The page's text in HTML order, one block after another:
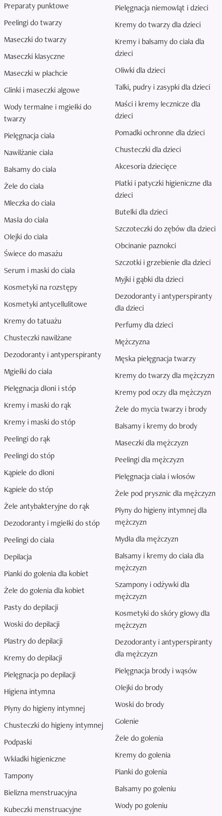
Preparaty punktowe
Peelingi do twarzy
Maseczki do twarzy
Maseczki klasyczne
Maseczki w płachcie
Glinki i maseczki algowe
Wody termalne i mgiełki do
twarzy
Pielęgnacja ciała
Nawilżanie ciała
Balsamy do ciała
Żele do ciała
Mleczka do ciała
Masła do ciała
Olejki do ciała
Świece do masażu
Serum i maski do ciała
Kosmetyki na rozstępy
Kosmetyki antycellulitowe
Kremy do tatuażu
Chusteczki nawilżane
Dezodoranty i antyperspiranty
Mgiełki do ciała
Pielęgnacja dłoni i stóp
Kremy i maski do rąk
Kremy i maski do stóp
Peelingi do rąk
Peelingi do stóp
Kąpiele do dłoni
Kąpiele do stóp
Żele antybakteryjne do rąk
Dezodoranty i mgiełki do stóp
Peelingi do ciała
Depilacja
Pianki do golenia dla kobiet
Żele do golenia dla kobiet
Pasty do depilacji
Woski do depilacji
Plastry do depilacji
Kremy do depilacji
Pielęgnacja po depilacji
Higiena intymna
Płyny do higieny intymnej
Chusteczki do higieny intymnej
Podpaski
Wkładki higieniczne
Tampony
Bielizna menstruacyjna
Kubeczki menstruacyjne
Pielęgnacja niemowląt i dzieci
Kremy do twarzy dla dzieci
Kremy i balsamy do ciała dla
dzieci
Oliwki dla dzieci
Talki, pudry i zasypki dla dzieci
Maści i kremy lecznicze dla
dzieci
Pomadki ochronne dla dzieci
Chusteczki dla dzieci
Akcesoria dziecięce
Płatki i patyczki higieniczne dla
dzieci
Butelki dla dzieci
Szczoteczki do zębów dla dzieci
Obcinanie paznokci
Szczotki i grzebienie dla dzieci
Myjki i gąbki dla dzieci
Dezodoranty i antyperspiranty
dla dzieci
Perfumy dla dzieci
Mężczyzna
Męska pielęgnacja twarzy
Kremy do twarzy dla mężczyzn
Kremy pod oczy dla mężczyzn
Żele do mycia twarzy i brody
Balsamy i kremy do brody
Maseczki dla mężczyzn
Peelingi dla mężczyzn
Pielęgnacja ciała i włosów
Żele pod prysznic dla mężczyzn
Płyny do higieny intymnej dla
mężczyzn
Mydła dla mężczyzn
Balsamy i kremy do ciała dla
mężczyzn
Szampony i odżywki dla
mężczyzn
Kosmetyki do skóry głowy dla
mężczyzn
Dezodoranty i antyperspiranty
dla mężczyzn
Pielęgnacja brody i wąsów
Olejki do brody
Woski do brody
Golenie
Żele do golenia
Kremy do golenia
Pianki do golenia
Balsamy po goleniu
Wody po goleniu